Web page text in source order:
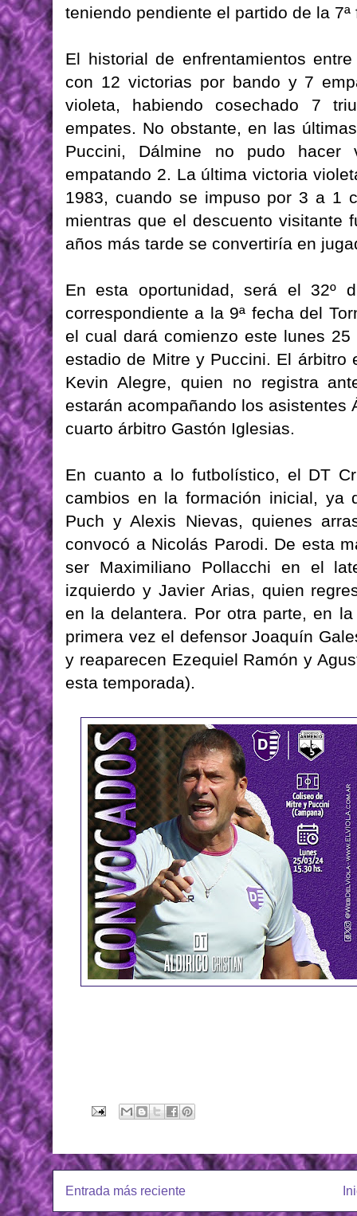
teniendo pendiente el partido de la
El historial de enfrentamientos
con 12 victorias por bando y 7
violeta, habiendo cosechado 7
empates. No obstante, en las
Puccini, Dálmine no pudo
empatando 2. La última victoria
1983, cuando se impuso por 3 a 1
mientras que el descuento visitante
años más tarde se convertiría en
En esta oportunidad, será el 32º
correspondiente a la 9ª fecha del
el cual dará comienzo este lunes
estadio de Mitre y Puccini. El árbitro
Kevin Alegre, quien no registra
estarán acompañando los asistentes
cuarto árbitro Gastón Iglesias.
En cuanto a lo futbolístico, el DT
cambios en la formación inicial, ya
Puch y Alexis Nievas, quienes
convocó a Nicolás Parodi. De esta
ser Maximiliano Pollacchi en el
izquierdo y Javier Arias, quien
en la delantera. Por otra parte, en
primera vez el defensor Joaquín
y reaparecen Ezequiel Ramón y
esta temporada).
Entrada más reciente